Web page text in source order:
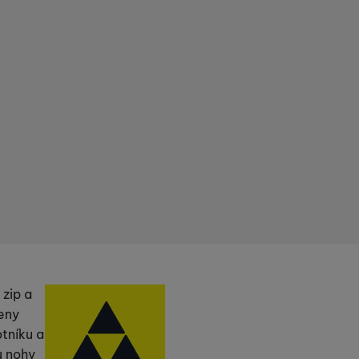
a
a
nohy
Výrobce